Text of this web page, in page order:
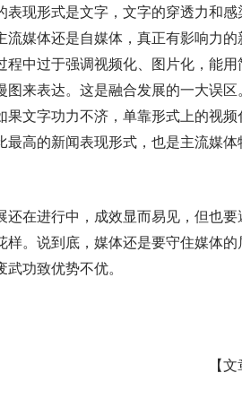
形式是文字，文字的穿透力和感
流媒体还是自媒体，真正有影响力
程中过于强调视频化、图片化，能
图来表达。这是融合发展的一大误
果文字功力不济，单靠形式上的视
最高的新闻表现形式，也是主流媒
进行中，成效显而易见，但也要
样。说到底，媒体还是要守住媒体
武功致优势不优。
【文章